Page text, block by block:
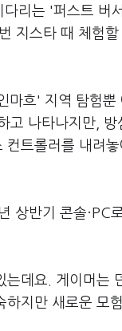
리는 '퍼스트 버서
지스타 때 체험할
마흐' 지역 탐험뿐
고 나타나지만, 방
컨트롤러를 내려놓
상반기 콘솔·PC
는데요. 게이머는
하지만 새로운 모